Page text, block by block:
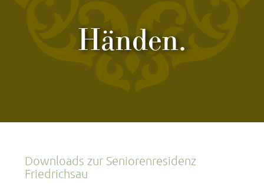
Händen.
Downloads zur Seniorenresidenz
Friedrichsau